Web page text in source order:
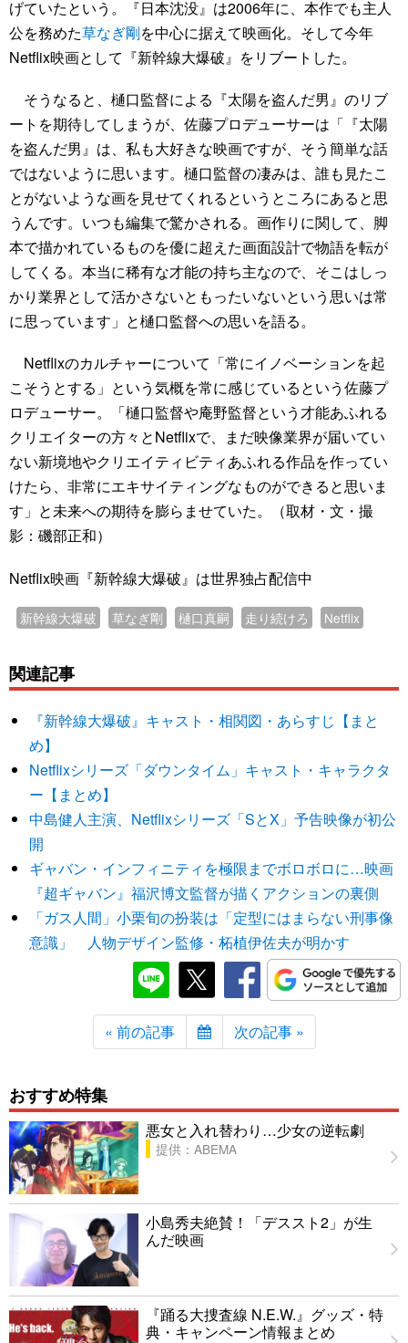
げていたという。『日本沈没』は2006年に、本作でも主人
公を務めた草なぎ剛を中心に据えて映画化。そして今年
Netflix映画として『新幹線大爆破』をリブートした。
そうなると、樋口監督による『太陽を盗んだ男』のリブ
ートを期待してしまうが、佐藤プロデューサーは「『太陽
を盗んだ男』は、私も大好きな映画ですが、そう簡単な話
ではないように思います。樋口監督の凄みは、誰も見たこ
とがないような画を見せてくれるというところにあると思
うんです。いつも編集で驚かされる。画作りに関して、脚
本で描かれているものを優に超えた画面設計で物語を転が
してくる。本当に稀有な才能の持ち主なので、そこはしっ
かり業界として活かさないともったいないという思いは常
に思っています」と樋口監督への思いを語る。
Netflixのカルチャーについて「常にイノベーションを起
こそうとする」という気概を常に感じているという佐藤プ
ロデューサー。「樋口監督や庵野監督という才能あふれる
クリエイターの方々とNetflixで、まだ映像業界が届いてい
ない新境地やクリエイティビティあふれる作品を作ってい
けたら、非常にエキサイティングなものができると思いま
す」と未来への期待を膨らませていた。（取材・文・撮
影：磯部正和）
Netflix映画『新幹線大爆破』は世界独占配信中
新幹線大爆破 草なぎ剛 樋口真嗣 走り続けろ Netflix
関連記事
『新幹線大爆破』キャスト・相関図・あらすじ【まと
め】
Netflixシリーズ「ダウンタイム」キャスト・キャラクタ
ー【まとめ】
中島健人主演、Netflixシリーズ「SとX」予告映像が初公
開
ギャバン・インフィニティを極限までボロボロに…映画
『超ギャバン』福沢博文監督が描くアクションの裏側
「ガス人間」小栗旬の扮装は「定型にはまらない刑事像
意識」 人物デザイン監修・柘植伊佐夫が明かす
« 前の記事 次の記事 »
おすすめ特集
悪女と入れ替わり…少女の逆転劇
提供：ABEMA
小島秀夫絶賛！「デススト2」が生
んだ映画
『踊る大捜査線 N.E.W.』グッズ・特
典・キャンペーン情報まとめ